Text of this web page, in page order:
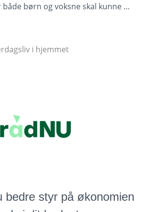
børn og voksne skal kunne …
i hjemmet
bedre styr på økonomien